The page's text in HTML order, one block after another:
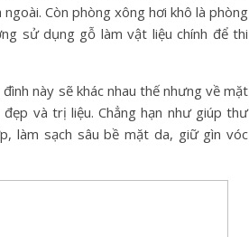
Còn phòng xông hơi khô là phòng
sử dụng gỗ làm vật liệu chính để thi
này sẽ khác nhau thế nhưng về mặt
và trị liệu. Chẳng hạn như giúp thư
làm sạch sâu bề mặt da, giữ gìn vóc